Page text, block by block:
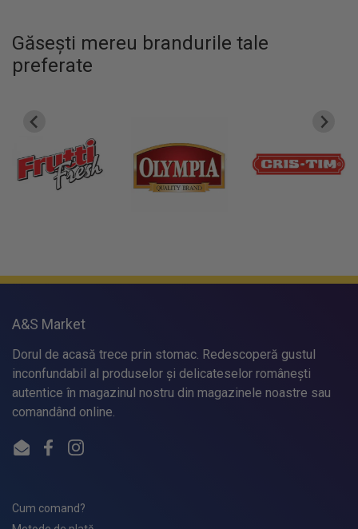
Găsești mereu brandurile tale
preferate
A&S Market
Dorul de acasă trece prin stomac. Redescoperă gustul
inconfundabil al produselor și delicateselor românești
autentice în magazinul nostru din magazinele noastre sau
comandând online.
EmailFacebookInstagram
Cum comand?